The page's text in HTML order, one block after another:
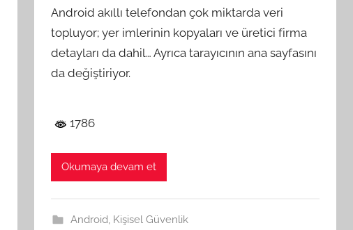
Android akıllı telefondan çok miktarda veri
topluyor; yer imlerinin kopyaları ve üretici firma
detayları da dahil… Ayrıca tarayıcının ana sayfasını
da değiştiriyor.
1786
Okumaya devam et
Android Kişisel Güvenlik